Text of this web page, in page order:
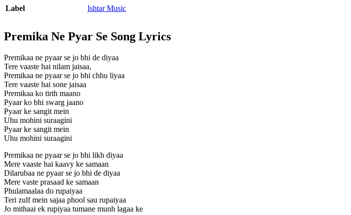
Label Ishtar Music
Premika Ne Pyar Se Song Lyrics
Premikaa ne pyaar se jo bhi de diyaa
Tere vaaste hai nilam jaisaa,
Premikaa ne pyaar se jo bhi chhu liyaa
Tere vaaste hai sone jaisaa
Premikaa ko tirth maano
Pyaar ko bhi swarg jaano
Pyaar ke sangit mein
Uhu mohini suraagini
Pyaar ke sangit mein
Uhu mohini suraagini
Premikaa ne pyaar se jo bhi likh diyaa
Mere vaaste hai kaavy ke samaan
Dilarubaa ne pyaar se jo bhi de diyaa
Mere vaste prasaad ke samaan
Phulamaalaa do rupaiyaa
Teri zulf mein sajaa phool sau rupaiyaa
Jo mithaai ek rupiyaa tumane munh lagaa ke